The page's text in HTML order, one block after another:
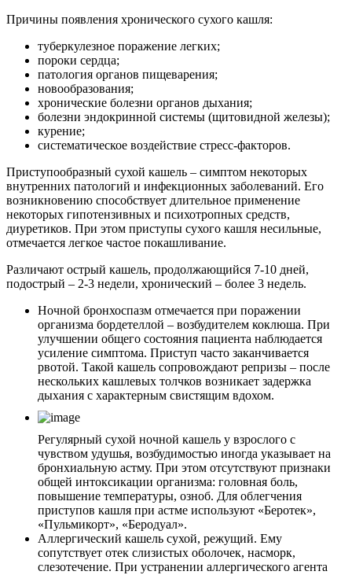
Причины появления хронического сухого кашля:
туберкулезное поражение легких;
пороки сердца;
патология органов пищеварения;
новообразования;
хронические болезни органов дыхания;
болезни эндокринной системы (щитовидной железы);
курение;
систематическое воздействие стресс-факторов.
Приступообразный сухой кашель – симптом некоторых
внутренних патологий и инфекционных заболеваний. Его
возникновению способствует длительное применение
некоторых гипотензивных и психотропных средств,
диуретиков. При этом приступы сухого кашля несильные,
отмечается легкое частое покашливание.
Различают острый кашель, продолжающийся 7-10 дней,
подострый – 2-3 недели, хронический – более 3 недель.
Ночной бронхоспазм отмечается при поражении
организма бордетеллой – возбудителем коклюша. При
улучшении общего состояния пациента наблюдается
усиление симптома. Приступ часто заканчивается
рвотой. Такой кашель сопровождают репризы – после
нескольких кашлевых толчков возникает задержка
дыхания с характерным свистящим вдохом.
Регулярный сухой ночной кашель у взрослого с
чувством удушья, возбудимостью иногда указывает на
бронхиальную астму. При этом отсутствуют признаки
общей интоксикации организма: головная боль,
повышение температуры, озноб. Для облегчения
приступов кашля при астме используют «Беротек»,
«Пульмикорт», «Беродуал».
Аллергический кашель сухой, режущий. Ему
сопутствует отек слизистых оболочек, насморк,
слезотечение. При устранении аллергического агента